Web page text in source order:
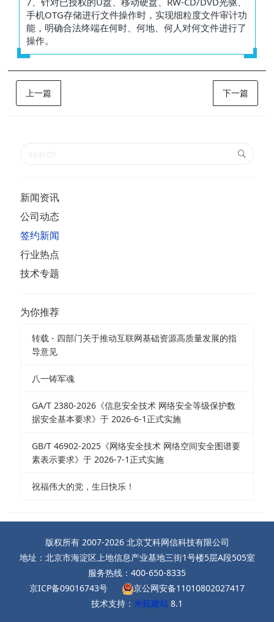
手机OTG存储进行文件操作时，实现细粒度文件审计功
能，明确合法终端在何时、何地、何人对何文件进行了
操作。
上一篇 下一篇
新闻资讯
公司动态
签约新闻
行业热点
技术专题
为你推荐
转载 - 四部门关于推动互联网基础资源高质量发展的指
导意见
八一铸军魂
GA/T 2380-2026《信息安全技术 网络安全等级保护数
据安全基本要求》于 2026-6-1正式实施
GB/T 46902-2025《网络安全技术 网络空间安全图谱要
素表示要求》于 2026-7-1正式实施
祝福伟大的党，生日快乐！
版权所有 2007-2026 北京艾科网信科技有限公司
地址：北京市海淀区上地信息产业基地三街1号楼5层A段505室
服务热线：400-650-8335
京ICP备09016743号
京公网安备11010802027417
技术支持： 米拓建站 8.1